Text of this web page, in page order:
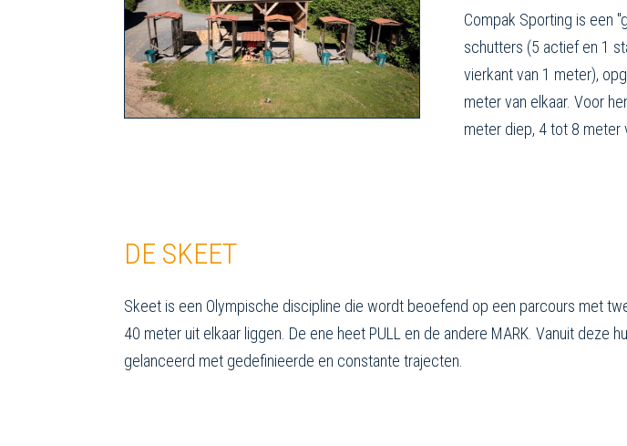
Compak Sporting is een
schutters (5 actief en 1
vierkant van 1 meter),
meter van elkaar. Voor
meter diep, 4 tot 8 meter
DE SKEET
Skeet is een Olympische discipline die wordt beoefend op een parcours met
40 meter uit elkaar liggen. De ene heet PULL en de andere MARK. Vanuit deze
gelanceerd met gedefinieerde en constante trajecten.